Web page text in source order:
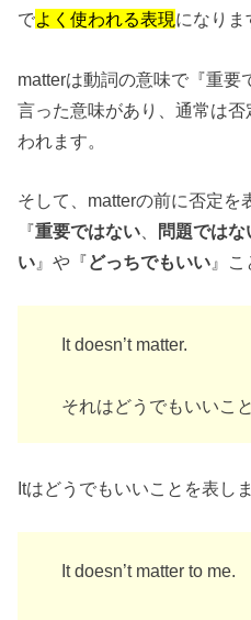
でよく使われる表現になりま
matterは動詞の意味で『重要
言った意味があり、通常は
われます。
そして、matterの前に否定を
『重要ではない 問題ではな
い 』や『どっちでもいい 』
It doesn’t matter.
それはどうでもいいこと
Itはどうでもいいことを表しま
It doesn’t matter to me.